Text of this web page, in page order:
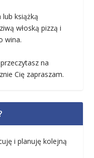
książką
włoską pizzą i
wina.
na
Cię zapraszam.
i planuję kolejną